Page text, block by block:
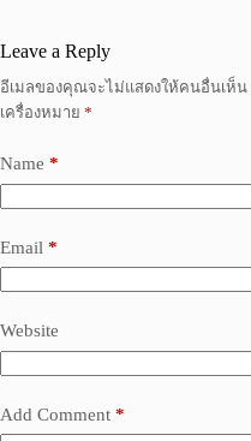
Leave a Reply
อีเมลของคุณจะไม่แสดงให้คนอื่นเห็น
เครื่องหมาย *
Name *
Email *
Website
Add Comment *